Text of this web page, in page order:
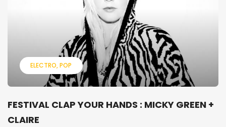
ELECTRO POP
FESTIVAL CLAP YOUR HANDS : MICKY GREEN +
CLAIRE